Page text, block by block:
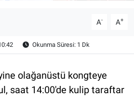
A- A+
Okunma Süresi: 1 Dk
olağanüstü kongteye
saat 14:00'de kulip taraftar